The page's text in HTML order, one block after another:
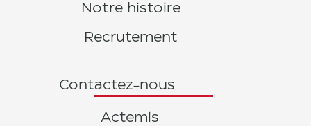
Actemis
Contactez-nous
Recrutement
Notre histoire